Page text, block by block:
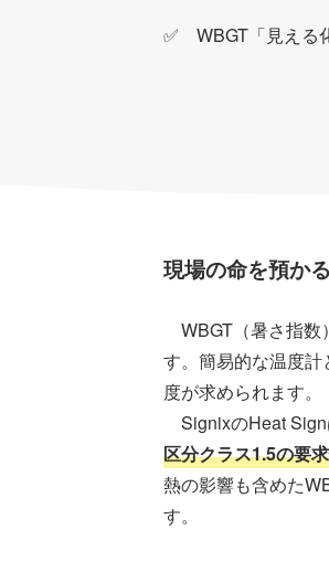
✅ WBGT「見える
現場の命を預か
WBGT（暑さ指数
す。簡易的な温度
度が求められます。
SignixのHeat Sign
区分クラス1.5の要
熱の影響も含めた
す。